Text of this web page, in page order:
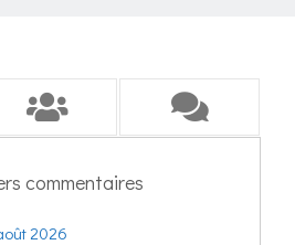
commentaires
2026